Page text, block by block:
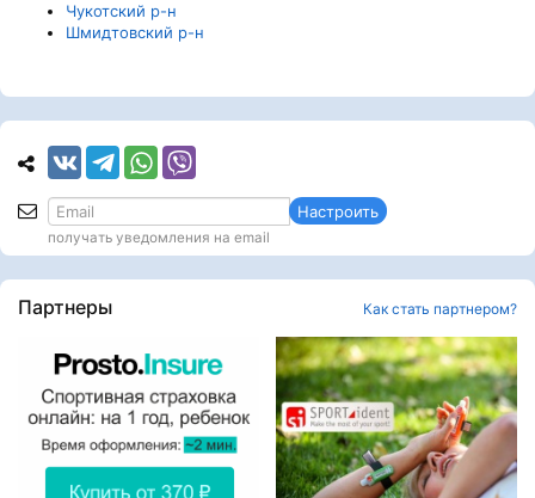
Чукотский р-н
Шмидтовский р-н
Настроить
получать уведомления на email
Партнеры Как стать партнером?